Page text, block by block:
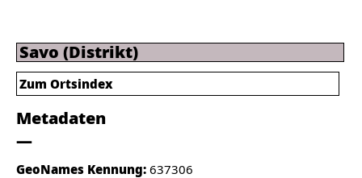
Savo (Distrikt)
Metadaten
GeoNames Kennung: 637306
Zum Ortsindex